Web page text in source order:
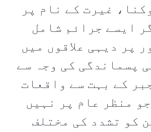
غیرت کے نام پر
ایسے جرائم شامل
پر دیہی علاقوں میں
پسماندگی کی وجہ سے
کے بہت سے واقعات
منظر عام پر نہیں
کو تشدد کی مختلف